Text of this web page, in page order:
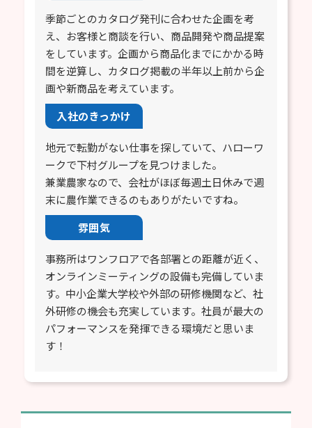
季節ごとのカタログ発刊に合わせた企画を考
え、お客様と商談を行い、商品開発や商品提案
をしています。企画から商品化までにかかる時
間を逆算し、カタログ掲載の半年以上前から企
画や新商品を考えています。
入社のきっかけ
地元で転勤がない仕事を探していて、ハローワ
ークで下村グループを見つけました。
兼業農家なので、会社がほぼ毎週土日休みで週
末に農作業できるのもありがたいですね。
雰囲気
事務所はワンフロアで各部署との距離が近く、
オンラインミーティングの設備も完備していま
す。中小企業大学校や外部の研修機関など、社
外研修の機会も充実しています。社員が最大の
パフォーマンスを発揮できる環境だと思いま
す！